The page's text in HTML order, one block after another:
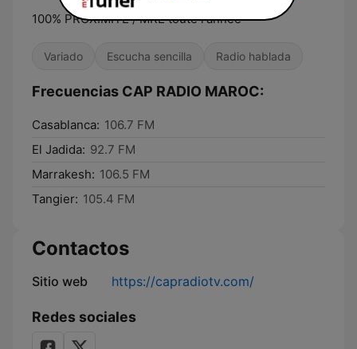
100% PROXIMITÉ / MRE toute l'année
Variado Escucha sencilla Radio hablada
Frecuencias CAP RADIO MAROC:
Casablanca: 106.7 FM
El Jadida: 92.7 FM
Marrakesh: 106.5 FM
Tangier: 105.4 FM
Contactos
Sitio web https://capradiotv.com/
Redes sociales